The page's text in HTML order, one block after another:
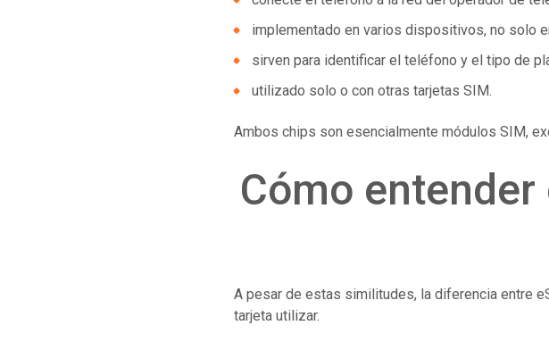
implementado en varios dispositivos, no solo
sirven para identificar el teléfono y el tipo de
utilizado solo o con otras tarjetas SIM.
Ambos chips son esencialmente módulos SIM,
Cómo
A pesar de estas similitudes, la diferencia entre
tarjeta utilizar.